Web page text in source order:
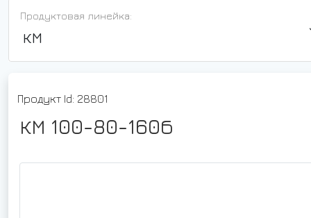
Продуктовая линейка:
КМ
Продукт Id: 28801
КМ 100-80-160б